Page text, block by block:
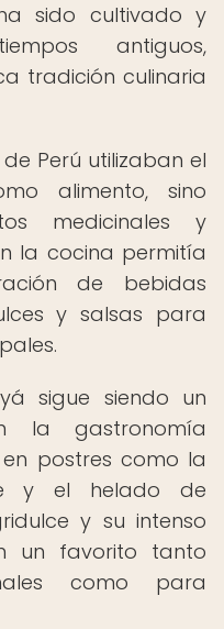
sido cultivado y
antiguos,
tradición culinaria
Perú utilizaban el
alimento, sino
medicinales y
la cocina permitía
de bebidas
y salsas para
sigue siendo un
la gastronomía
postres como la
y el helado de
y su intenso
un favorito tanto
como para